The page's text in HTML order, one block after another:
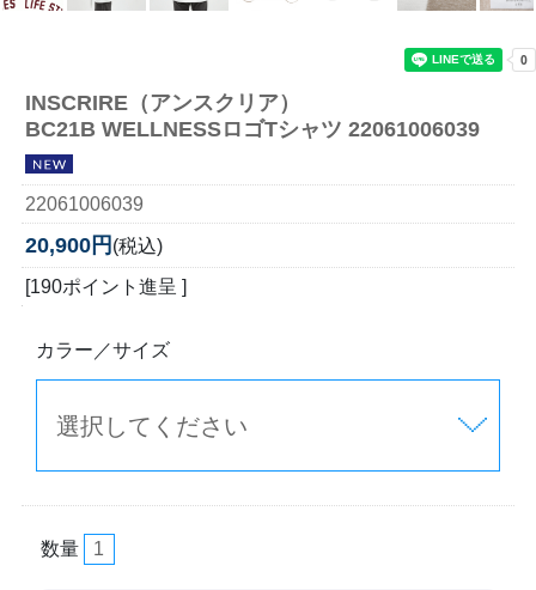
INSCRIRE（アンスクリア）
BC21B WELLNESSロゴTシャツ 22061006039
22061006039
20,900円 (税込)
[190ポイント進呈 ]
カラー／サイズ
数量